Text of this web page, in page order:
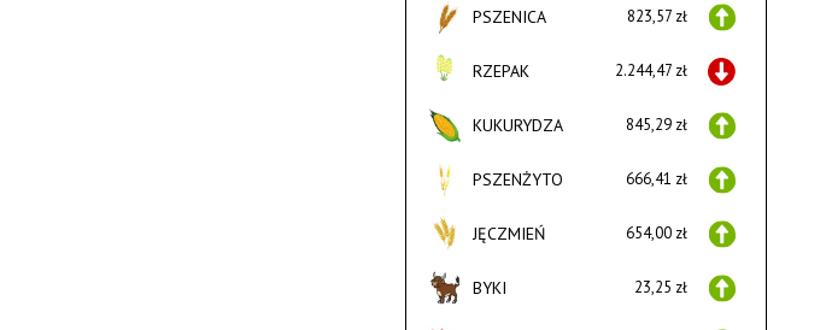
PSZENICA 823,57 zł
RZEPAK 2.244,47 zł
KUKURYDZA 845,29 zł
PSZENŻYTO 666,41 zł
JĘCZMIEŃ 654,00 zł
BYKI 23,25 zł